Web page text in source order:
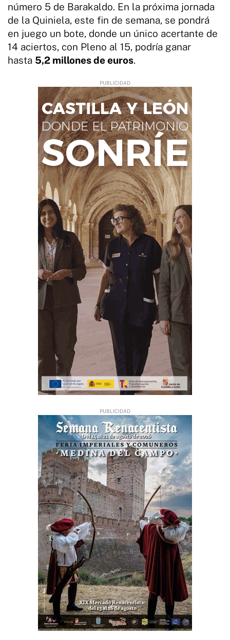
número 5 de Barakaldo. En la próxima jornada
de la Quiniela, este fin de semana, se pondrá
en juego un bote, donde un único acertante de
14 aciertos, con Pleno al 15, podría ganar
hasta 5,2 millones de euros.